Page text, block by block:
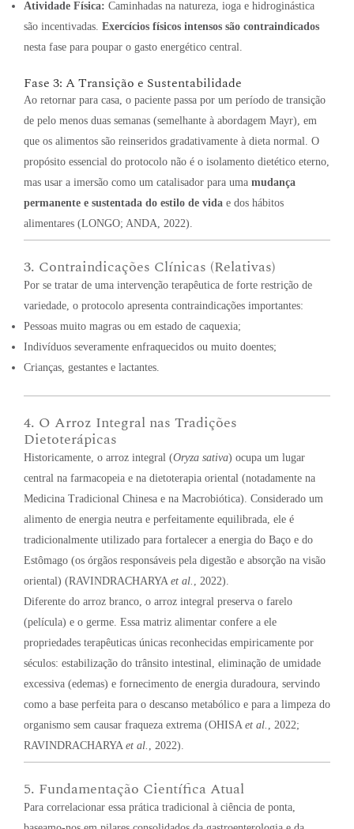
Atividade Física: Caminhadas na natureza, ioga e hidroginástica
são incentivadas. Exercícios físicos intensos são contraindicados
nesta fase para poupar o gasto energético central.
Fase 3: A Transição e Sustentabilidade
Ao retornar para casa, o paciente passa por um período de transição
de pelo menos duas semanas (semelhante à abordagem Mayr), em
que os alimentos são reinseridos gradativamente à dieta normal. O
propósito essencial do protocolo não é o isolamento dietético eterno,
mas usar a imersão como um catalisador para uma mudança
permanente e sustentada do estilo de vida e dos hábitos
alimentares (LONGO; ANDA, 2022).
3. Contraindicações Clínicas (Relativas)
Por se tratar de uma intervenção terapêutica de forte restrição de
variedade, o protocolo apresenta contraindicações importantes:
Pessoas muito magras ou em estado de caquexia;
Indivíduos severamente enfraquecidos ou muito doentes;
Crianças, gestantes e lactantes.
4. O Arroz Integral nas Tradições
Dietoterápicas
Historicamente, o arroz integral (Oryza sativa) ocupa um lugar
central na farmacopeia e na dietoterapia oriental (notadamente na
Medicina Tradicional Chinesa e na Macrobiótica). Considerado um
alimento de energia neutra e perfeitamente equilibrada, ele é
tradicionalmente utilizado para fortalecer a energia do Baço e do
Estômago (os órgãos responsáveis pela digestão e absorção na visão
oriental) (RAVINDRACHARYA et al.
, 2022).
Diferente do arroz branco, o arroz integral preserva o farelo
(película) e o germe. Essa matriz alimentar confere a ele
propriedades terapêuticas únicas reconhecidas empiricamente por
séculos: estabilização do trânsito intestinal, eliminação de umidade
excessiva (edemas) e fornecimento de energia duradoura, servindo
como a base perfeita para o descanso metabólico e para a limpeza do
organismo sem causar fraqueza extrema (OHISA et al.
, 2022;
RAVINDRACHARYA et al. , 2022).
5. Fundamentação Científica Atual
Para correlacionar essa prática tradicional à ciência de ponta,